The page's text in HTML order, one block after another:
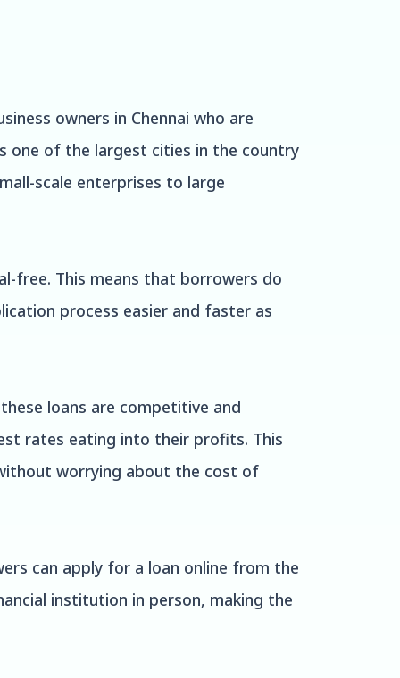
owners in Chennai who are
one of the largest cities in the country
scale enterprises to large
free. This means that borrowers do
process easier and faster as
loans are competitive and
rates eating into their profits. This
worrying about the cost of
can apply for a loan online from the
institution in person, making the